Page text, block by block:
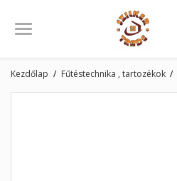
Kezdőlap Fűtéstechnika , tartozékok